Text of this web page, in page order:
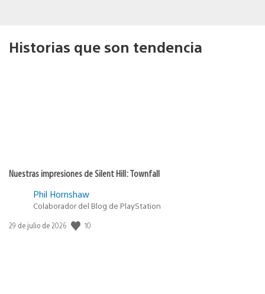
Historias que son tendencia
Nuestras impresiones de Silent Hill: Townfall
Phil Hornshaw
Colaborador del Blog de PlayStation
Fecha
29 de julio de 2026 10